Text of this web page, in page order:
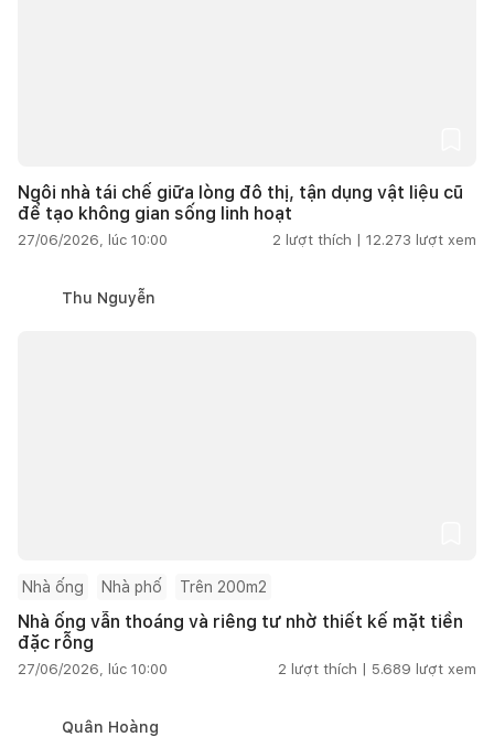
Ngôi nhà tái chế giữa lòng đô thị, tận dụng vật liệu cũ
để tạo không gian sống linh hoạt
27/06/2026, lúc 10:00 2 lượt thích | 12.273 lượt xem
Thu Nguyễn
Nhà ống Nhà phố Trên 200m2
Nhà ống vẫn thoáng và riêng tư nhờ thiết kế mặt tiền
đặc rỗng
27/06/2026, lúc 10:00 2 lượt thích | 5.689 lượt xem
Quân Hoàng